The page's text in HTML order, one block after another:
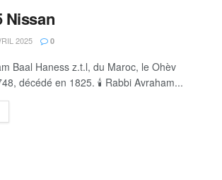
Nissan
2025 0
Baal Haness z.t.l, du Maroc, le Ohèv
décédé en 1825. 🕯 Rabbi Avraham...